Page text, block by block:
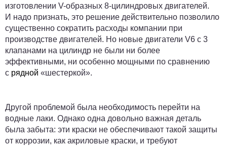
изготовлении V-образных 8-цилиндровых двигателей.
И надо признать, это решение действительно позволило
существенно сократить расходы компании при
производстве двигателей. Но новые двигатели V6 с 3
клапанами на цилиндр не были ни более
эффективными, ни особенно мощными по сравнению
с рядной «шестеркой».
Другой проблемой была необходимость перейти на
водные лаки. Однако одна довольно важная деталь
была забыта: эти краски не обеспечивают такой защиты
от коррозии, как акриловые краски, и требуют